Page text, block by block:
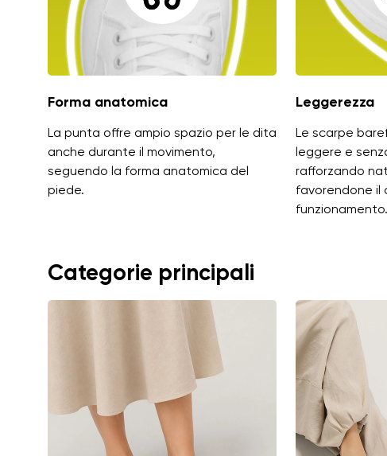
Forma anatomica
La punta offre ampio spazio per le dita
anche durante il movimento,
seguendo la forma anatomica del
piede.
Leggerezza
Le scarpe
leggere e
rafforzando
favorendone il
funzionamento.
Categorie principali